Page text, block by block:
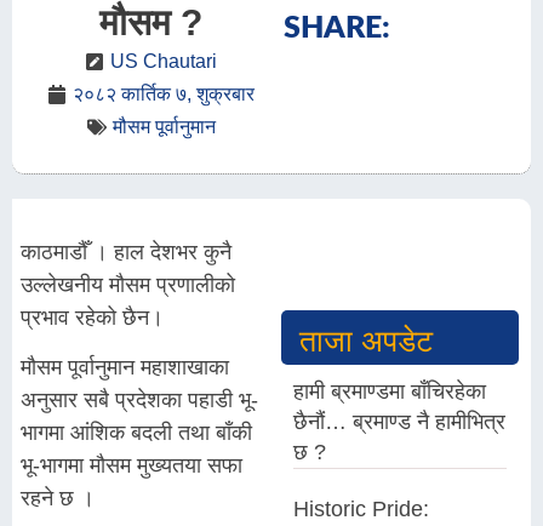
मौसम ?
US Chautari
२०८२ कार्तिक ७, शुक्रबार
मौसम पूर्वानुमान
SHARE:
काठमाडौँ । हाल देशभर कुनै
उल्लेखनीय मौसम प्रणालीको
प्रभाव रहेको छैन।
मौसम पूर्वानुमान महाशाखाका
अनुसार सबै प्रदेशका पहाडी भू-
भागमा आंशिक बदली तथा बाँकी
भू-भागमा मौसम मुख्यतया सफा
रहने छ ।
ताजा अपडेट
हामी ब्रमाण्डमा बाँचिरहेका
छैनौं… ब्रमाण्ड नै हामीभित्र
छ ?
Historic Pride: